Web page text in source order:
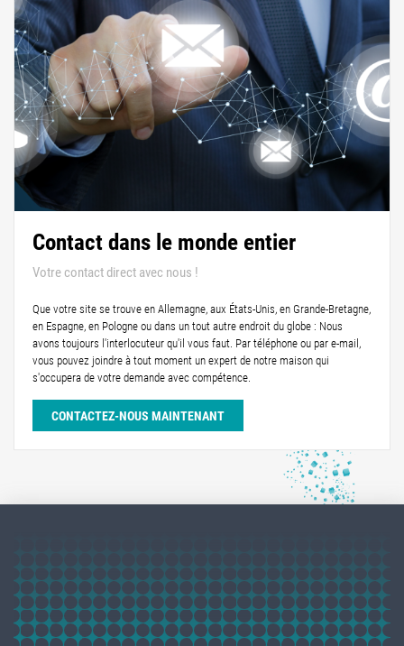
Contact dans le monde entier
Votre contact direct avec nous !
Que votre site se trouve en Allemagne, aux États-Unis, en Grande-Bretagne,
en Espagne, en Pologne ou dans un tout autre endroit du globe : Nous
avons toujours l'interlocuteur qu'il vous faut. Par téléphone ou par e-mail,
vous pouvez joindre à tout moment un expert de notre maison qui
s'occupera de votre demande avec compétence.
CONTACTEZ-NOUS MAINTENANT